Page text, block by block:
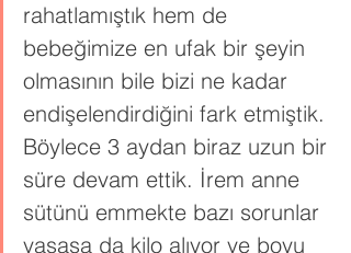
rahatlamıştık hem de
bebeğimize en ufak bir şeyin
olmasının bile bizi ne kadar
endişelendirdiğini fark etmiştik.
Böylece 3 aydan biraz uzun bir
süre devam ettik. İrem anne
sütünü emmekte bazı sorunlar
yaşasa da kilo alıyor ve boyu